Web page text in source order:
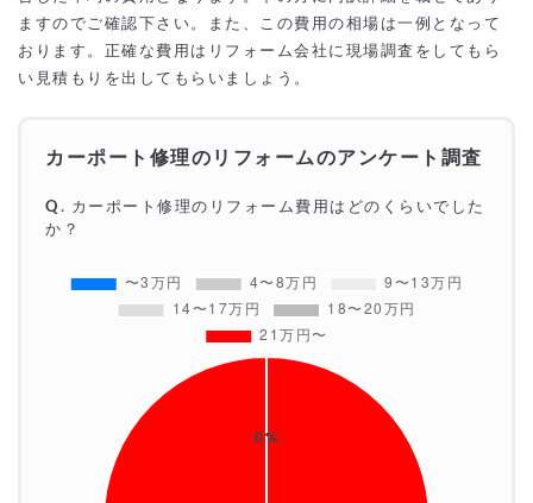
ますのでご確認下さい。また、この費用の相場は一例となって
おります。正確な費用はリフォーム会社に現場調査をしてもら
い見積もりを出してもらいましょう。
カーポート修理のリフォームのアンケート調査
Q . カーポート修理のリフォーム費用はどのくらいでした
か？